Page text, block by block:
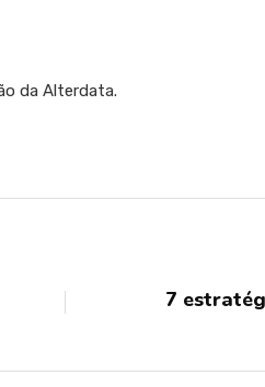
da Alterdata.
7